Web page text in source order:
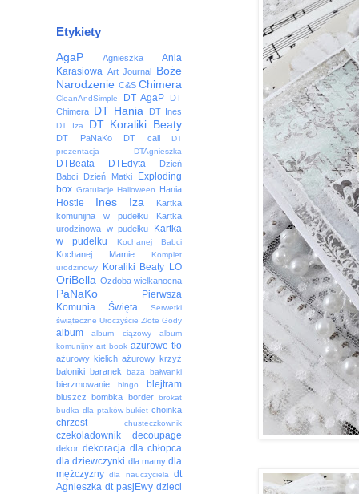
Etykiety
AgaP Agnieszka
Ania
Karasiowa Art Journal
Boże
Narodzenie C&S Chimera
CleanAndSimple DT AgaP
DT
Chimera DT Hania DT Ines
DT Iza DT Koraliki Beaty
DT PaNaKo DT call
DT
prezentacja
DTAgnieszka
DTBeata DTEdyta
Dzień
Babci
Dzień Matki
Exploding
box Gratulacje Halloween Hania
Hostie Ines Iza
Kartka
komunijna w pudełku
Kartka
urodzinowa w pudełku
Kartka
w pudełku
Kochanej Babci
Kochanej Mamie
Komplet
urodzinowy
Koraliki Beaty LO
OriBella Ozdoba wielkanocna
PaNaKo
Pierwsza
Komunia Święta
Serwetki
świąteczne Uroczyście Złote Gody
album album ciążowy
album
komunijny art book ażurowe tło
ażurowy kielich ażurowy krzyż
baloniki baranek baza bałwanki
bierzmowanie bingo blejtram
bluszcz bombka border brokat
budka dla ptaków bukiet choinka
chrzest chusteczkownik
czekoladownik decoupage
dekor dekoracja dla chłopca
dla dziewczynki dla mamy dla
mężczyzny dla nauczyciela dt
Agnieszka dt pasjEwy dzieci